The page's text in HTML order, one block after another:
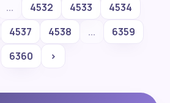
... 4532 4533
4534
4537 4538 ...
6359
6360
›